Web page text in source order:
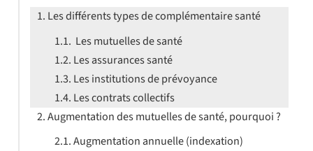
Les différents types de complémentaire santé
Les mutuelles de santé
Les assurances santé
Les institutions de prévoyance
Les contrats collectifs
Augmentation des mutuelles de santé, pourquoi ?
Augmentation annuelle (indexation)